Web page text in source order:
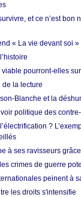
et ce n’est bon
« La vie devant soi »
viable pourront-elles
de la lecture
Blanche et la
politique des
?
à ses ravisseurs
crimes de guerre
peinent à
les droits s'intensifie